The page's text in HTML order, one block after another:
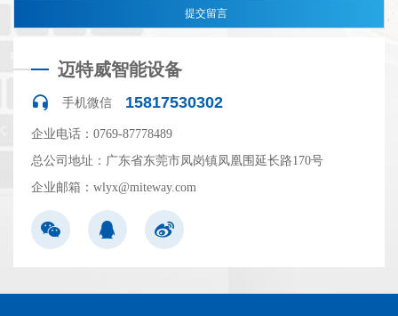
迈特威智能设备
手机微信 15817530302
企业电话：0769-87778489
总公司地址：广东省东莞市凤岗镇凤凰围延长路170号
企业邮箱：wlyx@miteway.com